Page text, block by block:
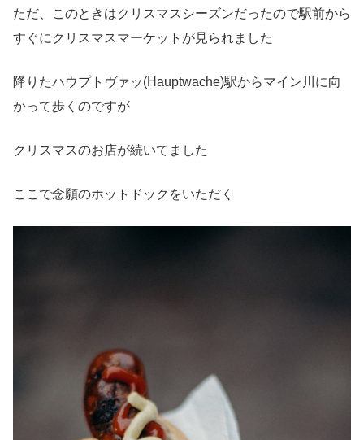
ただ、このときはクリスマスシーズンだったので駅前から
すぐにクリスマスマーケットが見られました
降りたハウプトヴァッ(Hauptwache)駅からマイン川に向
かって歩くのですが
クリスマスのお店が続いてました
ここで念願のホットドックをいただく